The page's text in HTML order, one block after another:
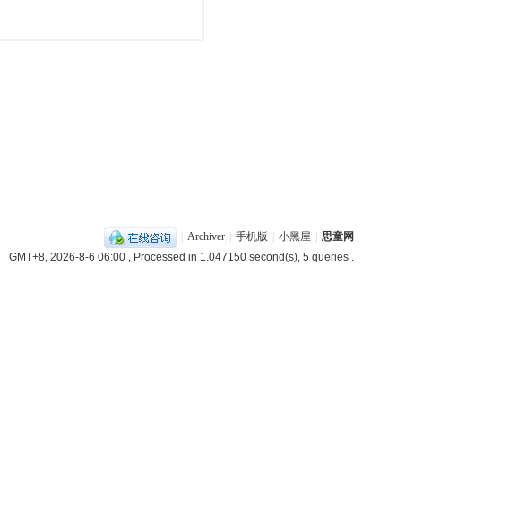
Archiver 手机版 小黑屋
思童网
GMT+8, 2026-8-6 06:00 , Processed in 1.047150 second(s), 5 queries .